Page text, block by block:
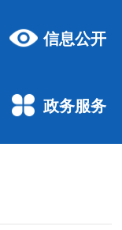
信息公开
政务服务